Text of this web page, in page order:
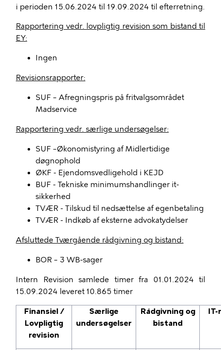
i perioden 15.06.2024 til 19.09.2024 til efterretning.
Rapportering vedr. lovpligtig revision som bistand til
EY:
Ingen
Revisionsrapporter:
SUF – Afregningspris på fritvalgsområdet
Madservice
Rapportering vedr. særlige undersøgelser:
SUF –Økonomistyring af Midlertidige
døgnophold
ØKF - Ejendomsvedligehold i KEJD
BUF - Tekniske minimumshandlinger it-
sikkerhed
TVÆR - Tilskud til nedsættelse af egenbetaling
TVÆR - Indkøb af eksterne advokatydelser
Afsluttede Tværgående rådgivning og bistand:
BOR – 3 WB-sager
Intern Revision samlede timer fra 01.01.2024 til
15.09.2024 leveret 10.865 timer
Finansiel /
Lovpligtig
revision
Særlige
undersøgelser
Rådgivning og
bistand
IT-